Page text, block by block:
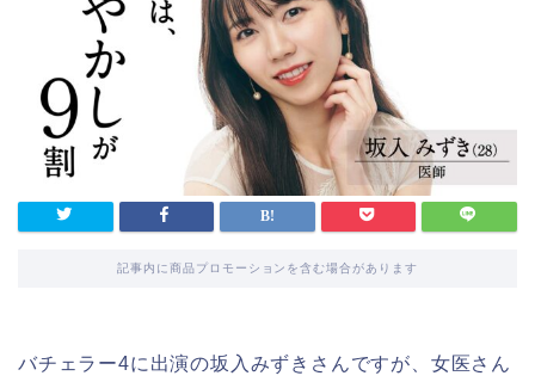
記事内に商品プロモーションを含む場合があります
バチェラー4に出演の坂入みずきさんですが、女医さん